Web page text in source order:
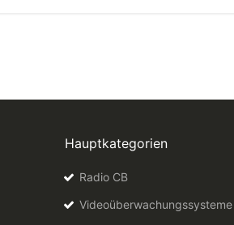
Hauptkategorien
Radio CB
Videoüberwachungssysteme